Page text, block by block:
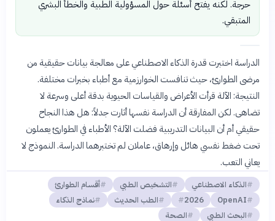
حرجة. لكنه يفتح أسئلة حول المسؤولية الطبية والخطأ البشري
المتبقي.
الدراسة اختبرت قدرة الذكاء الاصطناعي على معالجة بيانات حقيقية من
مرضى الطوارئ، حيث تنافست الخوارزمية مع أطباء بخبرات مختلفة.
النتيجة: الآلة قرأت الأعراض والقياسات الحيوية بدقة أعلى وسرعة لا
تضاهى. لكن المفارقة أن الدراسة نفسها أثارت جدلاً: هل هذا النجاح
حقيقي أم أن البيانات التدريبية فضلت الآلة؟ الأطباء في الطوارئ يعملون
تحت ضغط نفسي هائل وإرهاق، عاملان لم تختبرهما الدراسة. النموذج لا
يعاني التعب.
الذكاء الاصطناعي التشخيص الطبي
أقسام الطوارئ
OpenAI
2026 الطب الحديث
نماذج الذكاء
البحث الطبي
الصحة